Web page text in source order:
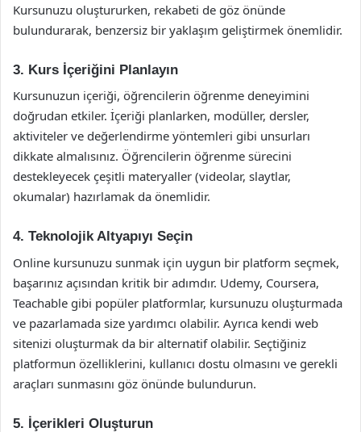
Kursunuzu oluştururken, rekabeti de göz önünde
bulundurarak, benzersiz bir yaklaşım geliştirmek önemlidir.
3. Kurs İçeriğini Planlayın
Kursunuzun içeriği, öğrencilerin öğrenme deneyimini
doğrudan etkiler. İçeriği planlarken, modüller, dersler,
aktiviteler ve değerlendirme yöntemleri gibi unsurları
dikkate almalısınız. Öğrencilerin öğrenme sürecini
destekleyecek çeşitli materyaller (videolar, slaytlar,
okumalar) hazırlamak da önemlidir.
4. Teknolojik Altyapıyı Seçin
Online kursunuzu sunmak için uygun bir platform seçmek,
başarınız açısından kritik bir adımdır. Udemy, Coursera,
Teachable gibi popüler platformlar, kursunuzu oluşturmada
ve pazarlamada size yardımcı olabilir. Ayrıca kendi web
sitenizi oluşturmak da bir alternatif olabilir. Seçtiğiniz
platformun özelliklerini, kullanıcı dostu olmasını ve gerekli
araçları sunmasını göz önünde bulundurun.
5. İçerikleri Oluşturun